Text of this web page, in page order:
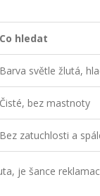
Co hledat
Barva světle žlutá,
Čisté, bez mastnoty
Bez zatuchlosti a
je šance